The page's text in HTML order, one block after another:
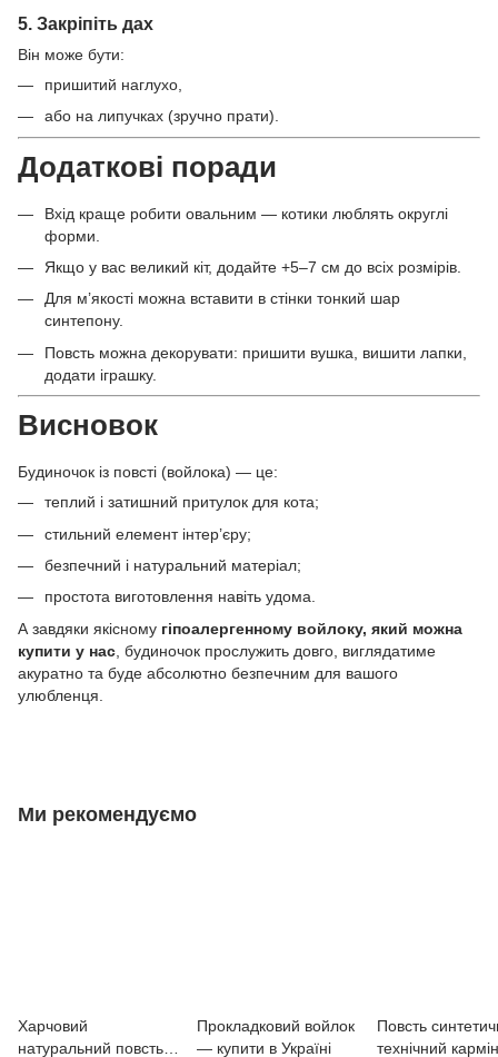
5. Закріпіть дах
Він може бути:
пришитий наглухо,
або на липучках (зручно прати).
Додаткові поради
Вхід краще робити овальним — котики люблять округлі
форми.
Якщо у вас великий кіт, додайте +5–7 см до всіх розмірів.
Для м’якості можна вставити в стінки тонкий шар
синтепону.
Повсть можна декорувати: пришити вушка, вишити лапки,
додати іграшку.
Висновок
Будиночок із повсті (войлока) — це:
теплий і затишний притулок для кота;
стильний елемент інтер’єру;
безпечний і натуральний матеріал;
простота виготовлення навіть удома.
А завдяки якісному гіпоалергенному войлоку, який можна
купити у нас , будиночок прослужить довго, виглядатиме
акуратно та буде абсолютно безпечним для вашого
улюбленця.
Ми рекомендуємо
Харчовий
натуральний повсть
Прокладковий войлок
— купити в Україні
Повсть
технічний